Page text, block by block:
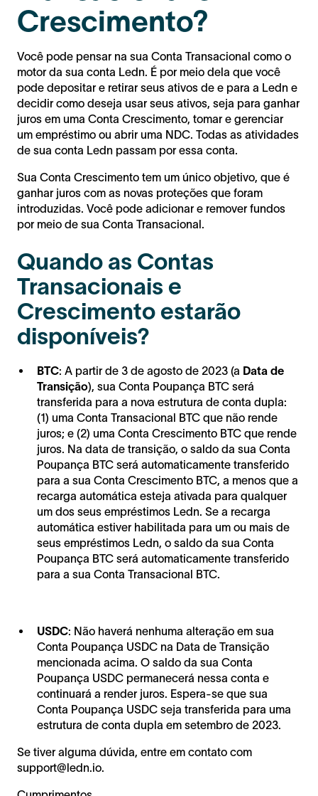
Crescimento?
Você pode pensar na sua Conta Transacional como o
motor da sua conta Ledn. É por meio dela que você
pode depositar e retirar seus ativos de e para a Ledn e
decidir como deseja usar seus ativos, seja para ganhar
juros em uma Conta Crescimento, tomar e gerenciar
um empréstimo ou abrir uma NDC. Todas as atividades
de sua conta Ledn passam por essa conta.
Sua Conta Crescimento tem um único objetivo, que é
ganhar juros com as novas proteções que foram
introduzidas. Você pode adicionar e remover fundos
por meio de sua Conta Transacional.
Quando as Contas
Transacionais e
Crescimento estarão
disponíveis?
BTC: A partir de 3 de agosto de 2023 (a Data de
Transição), sua Conta Poupança BTC será
transferida para a nova estrutura de conta dupla:
(1) uma Conta Transacional BTC que não rende
juros; e (2) uma Conta Crescimento BTC que rende
juros. Na data de transição, o saldo da sua Conta
Poupança BTC será automaticamente transferido
para a sua Conta Crescimento BTC, a menos que a
recarga automática esteja ativada para qualquer
um dos seus empréstimos Ledn. Se a recarga
automática estiver habilitada para um ou mais de
seus empréstimos Ledn, o saldo da sua Conta
Poupança BTC será automaticamente transferido
para a sua Conta Transacional BTC.
USDC: Não haverá nenhuma alteração em sua
Conta Poupança USDC na Data de Transição
mencionada acima. O saldo da sua Conta
Poupança USDC permanecerá nessa conta e
continuará a render juros. Espera-se que sua
Conta Poupança USDC seja transferida para uma
estrutura de conta dupla em setembro de 2023.
Se tiver alguma dúvida, entre em contato com
support@ledn.io.